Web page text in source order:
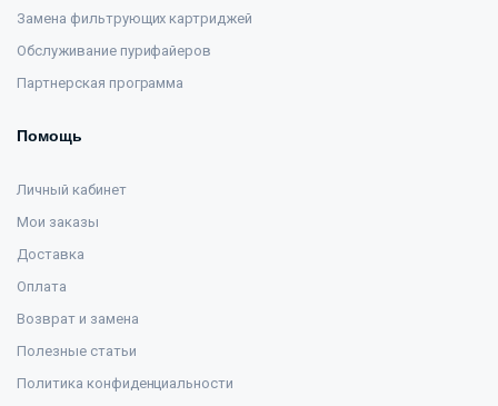
Замена фильтрующих картриджей
Обслуживание пурифайеров
Партнерская программа
Помощь
Личный кабинет
Мои заказы
Доставка
Оплата
Возврат и замена
Полезные статьи
Политика конфиденциальности